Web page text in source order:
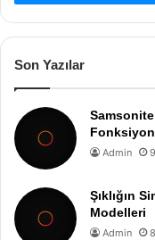
Son Yazılar
Samsonite
Admin
Şıklığın
Modelleri
Admin